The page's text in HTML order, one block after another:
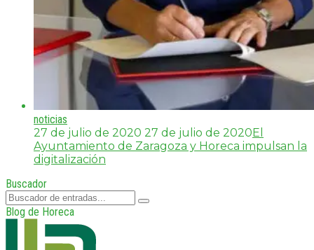
noticias
27 de julio de 2020 27 de julio de 2020 El
Ayuntamiento de Zaragoza y Horeca impulsan la
digitalización
Buscador
Blog de Horeca